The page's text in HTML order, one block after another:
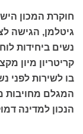
חוקרת המכון
גיטלמן, הגישה
נשים ביחידות
קריטריון מיון
בו לשירות לפני
המגלם מחויבות
הנכון למדינה